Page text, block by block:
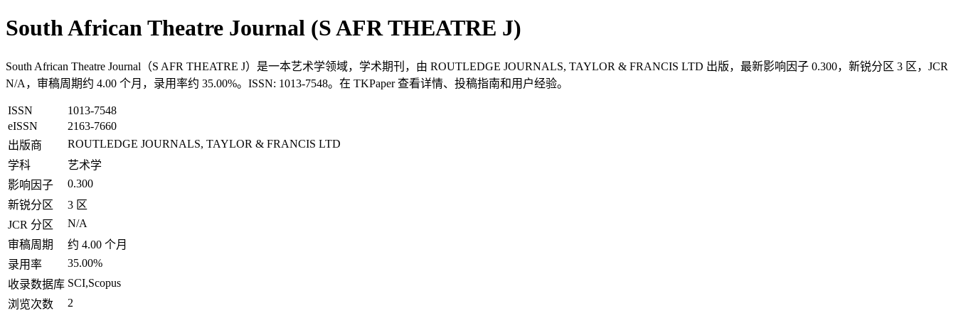
South African Theatre Journal (S AFR THEATRE J)
South African Theatre Journal（S AFR THEATRE J）是一本艺术学领域，学术期刊，由 ROUTLEDGE JOURNALS, TAYLOR & FRANCIS LTD 出版，最新影响因子 0.300，新锐分区 3 区，JCR
N/A，审稿周期约 4.00 个月，录用率约 35.00%。ISSN: 1013-7548。在 TKPaper 查看详情、投稿指南和用户经验。
ISSN
1013-7548
eISSN
2163-7660
出版商
ROUTLEDGE JOURNALS, TAYLOR & FRANCIS LTD
学科
艺术学
影响因子
0.300
新锐分区
3 区
JCR 分区
N/A
审稿周期
约 4.00 个月
录用率
35.00%
收录数据库 SCI,Scopus
浏览次数
2